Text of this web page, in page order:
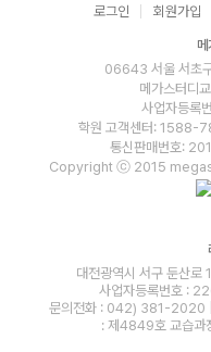
로그인 회원가입
06643 서울 서초
메가스터디
사업자등
학원 고객센터: 1588-
통신판매번호:
Copyright ⓒ 2015
대전광역시 서구 둔산
사업자등록번호 :
문의전화 : 042) 381-2020
: 제4849호 교습과